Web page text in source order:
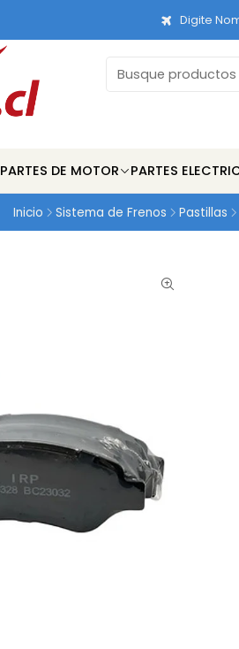
PARTES DE MOTOR PARTES
Digite
Inicio Sistema de Frenos Pastillas